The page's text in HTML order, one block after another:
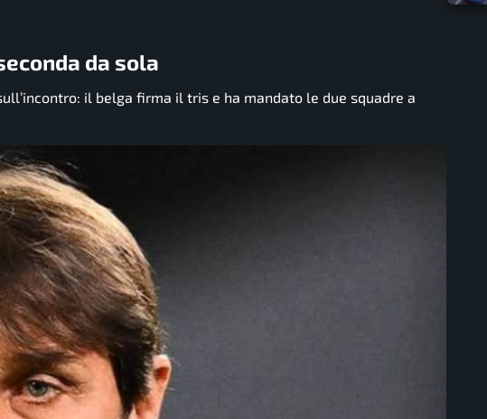
da sola
il belga firma il tris e ha mandato le due squadre a